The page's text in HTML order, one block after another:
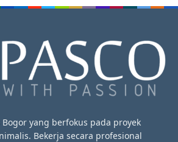
Bogor yang berfokus pada proyek
Bekerja secara profesional